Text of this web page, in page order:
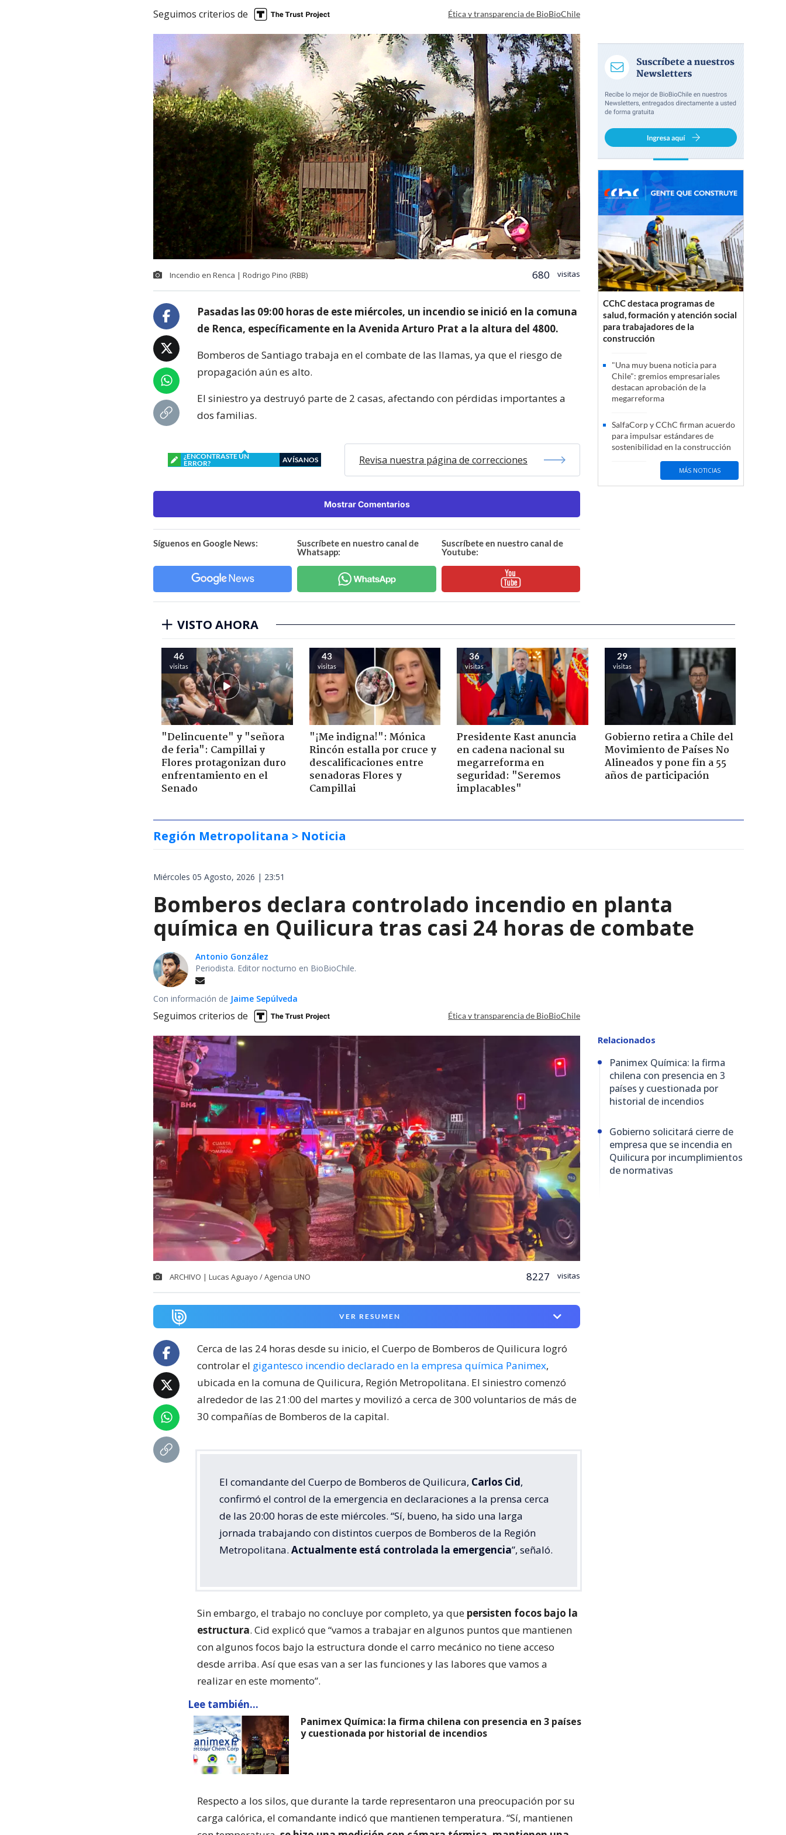
Seguimos criterios de Ética y transparencia de BioBioChile
Incendio en Renca | Rodrigo Pino (RBB) 680 visitas
Pasadas las 09:00 horas de este miércoles, un incendio se inició en la comuna
de Renca, específicamente en la Avenida Arturo Prat a la altura del 4800.
Bomberos de Santiago trabaja en el combate de las llamas, ya que el riesgo de
propagación aún es alto.
El siniestro ya destruyó parte de 2 casas, afectando con pérdidas importantes a
dos familias.
¿ENCONTRASTE UN
ERROR?
AVÍSANOS Revisa nuestra página de correcciones
Mostrar Comentarios
Síguenos en Google News:
Suscríbete en nuestro canal de
Whatsapp:
Suscríbete en nuestro canal de
Youtube:
CChC destaca programas de
salud, formación y atención social
para trabajadores de la
construcción
"Una muy buena noticia para
Chile": gremios empresariales
destacan aprobación de la
megarreforma
SalfaCorp y CChC firman acuerdo
para impulsar estándares de
sostenibilidad en la construcción
MÁS NOTICIAS
VISTO AHORA
46
visitas
"Delincuente" y "señora
de feria": Campillai y
Flores protagonizan duro
enfrentamiento en el
Senado
43
visitas
"¡Me indigna!": Mónica
Rincón estalla por cruce y
descalificaciones entre
senadoras Flores y
Campillai
36
visitas
Presidente Kast anuncia
en cadena nacional su
megarreforma en
seguridad: "Seremos
implacables"
29
visitas
Gobierno retira a Chile del
Movimiento de Países No
Alineados y pone fin a 55
años de participación
Región Metropolitana > Noticia
Miércoles 05 Agosto, 2026 | 23:51
Bomberos declara controlado incendio en planta
química en Quilicura tras casi 24 horas de combate
Antonio González
Periodista. Editor nocturno en BioBioChile.
Con información de Jaime Sepúlveda
Seguimos criterios de Ética y transparencia de BioBioChile
ARCHIVO | Lucas Aguayo / Agencia UNO 8227 visitas
VER RESUMEN
Cerca de las 24 horas desde su inicio, el Cuerpo de Bomberos de Quilicura logró
controlar el gigantesco incendio declarado en la empresa química Panimex,
ubicada en la comuna de Quilicura, Región Metropolitana. El siniestro comenzó
alrededor de las 21:00 del martes y movilizó a cerca de 300 voluntarios de más de
30 compañías de Bomberos de la capital.
El comandante del Cuerpo de Bomberos de Quilicura, Carlos Cid,
confirmó el control de la emergencia en declaraciones a la prensa cerca
de las 20:00 horas de este miércoles. “Sí, bueno, ha sido una larga
jornada trabajando con distintos cuerpos de Bomberos de la Región
Metropolitana. Actualmente está controlada la emergencia”, señaló.
Sin embargo, el trabajo no concluye por completo, ya que persisten focos bajo la
estructura. Cid explicó que “vamos a trabajar en algunos puntos que mantienen
con algunos focos bajo la estructura donde el carro mecánico no tiene acceso
desde arriba. Así que esas van a ser las funciones y las labores que vamos a
realizar en este momento”.
Lee también...
Panimex Química: la firma chilena con presencia en 3 países
y cuestionada por historial de incendios
Respecto a los silos, que durante la tarde representaron una preocupación por su
carga calórica, el comandante indicó que mantienen temperatura. “Sí, mantienen
Relacionados
Panimex Química: la firma
chilena con presencia en 3
países y cuestionada por
historial de incendios
Gobierno solicitará cierre de
empresa que se incendia en
Quilicura por incumplimientos
de normativas